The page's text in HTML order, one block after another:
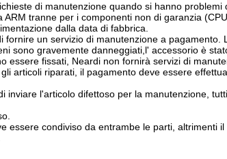
di manutenzione quando si hanno problemi
tranne per i componenti non di garanzia
dalla data di fabbrica.
un servizio di manutenzione a pagamento.
sono gravemente danneggiati,l' accessorio è
essere fissati, Neardi non fornirà servizi di
articoli riparati, il pagamento deve essere
inviare l'articolo difettoso per la manutenzione,
essere condiviso da entrambe le parti, altrimenti